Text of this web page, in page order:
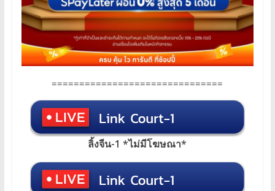
===============================
ลิ้งจีน-1 *ไม่มีโฆษณา*